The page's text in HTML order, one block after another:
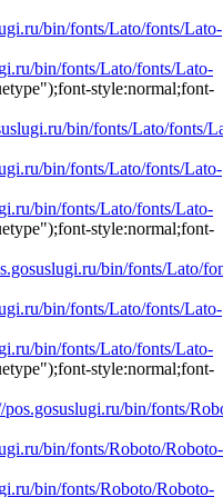
bin/fonts/Lato/fonts/Lato-
bin/fonts/Lato/fonts/Lato-
style:normal;font-
bin/fonts/Lato/fonts/
bin/fonts/Lato/fonts/Lato-
bin/fonts/Lato/fonts/Lato-
style:normal;font-
bin/fonts/Lato/
bin/fonts/Lato/fonts/Lato-
bin/fonts/Lato/fonts/Lato-
style:normal;font-
pos.gosuslugi.ru/bin/fonts/
bin/fonts/Roboto/Roboto-
bin/fonts/Roboto/Roboto-